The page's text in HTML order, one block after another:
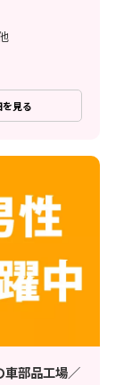
見る
車部品工場／